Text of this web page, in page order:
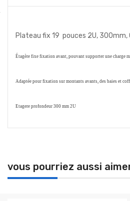
Plateau fix 19 pouces 2U, 300mm,
Étagère fixe fixation avant, pouvant supporter une charge
Adaptée pour fixation sur montants avants, des baies et
Etagere profondeur 300 mm 2U
vous pourriez aussi